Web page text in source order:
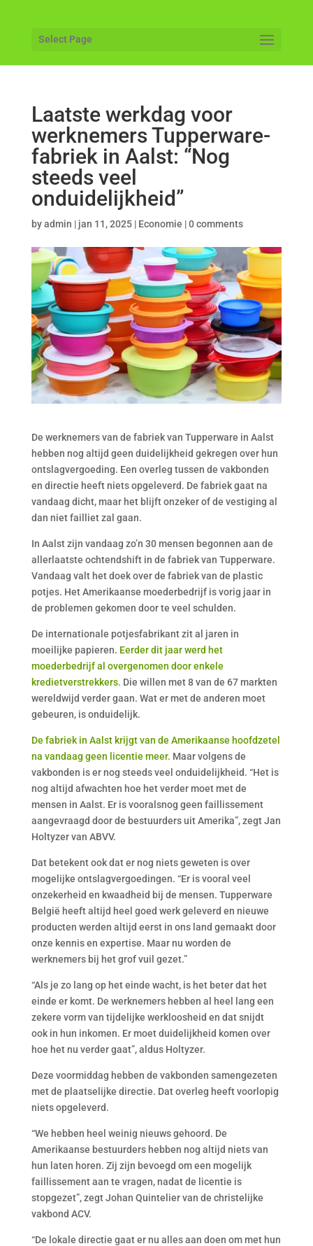
Select Page
Laatste werkdag voor
werknemers Tupperware-
fabriek in Aalst: “Nog
steeds veel
onduidelijkheid”
byadmin | jan 11, 2025| Economie |0 comments
De werknemers van de fabriek van Tupperware in Aalst
hebben nog altijd geen duidelijkheid gekregen over hun
ontslagvergoeding. Een overleg tussen de vakbonden
en directie heeft niets opgeleverd. De fabriek gaat na
vandaag dicht, maar het blijft onzeker of de vestiging al
dan niet failliet zal gaan.
In Aalst zijn vandaag zo’n 30 mensen begonnen aan de
allerlaatste ochtendshift in de fabriek van Tupperware.
Vandaag valt het doek over de fabriek van de plastic
potjes. Het Amerikaanse moederbedrijf is vorig jaar in
de problemen gekomen door te veel schulden.
De internationale potjesfabrikant zit al jaren in
moeilijke papieren. Eerder dit jaar werd het
moederbedrijf al overgenomen door enkele
kredietverstrekkers. Die willen met 8 van de 67 markten
wereldwijd verder gaan. Wat er met de anderen moet
gebeuren, is onduidelijk.
De fabriek in Aalst krijgt van de Amerikaanse hoofdzetel
na vandaag geen licentie meer. Maar volgens de
vakbonden is er nog steeds veel onduidelijkheid. “Het is
nog altijd afwachten hoe het verder moet met de
mensen in Aalst. Er is vooralsnog geen faillissement
aangevraagd door de bestuurders uit Amerika”, zegt Jan
Holtyzer van ABVV.
Dat betekent ook dat er nog niets geweten is over
mogelijke ontslagvergoedingen. “Er is vooral veel
onzekerheid en kwaadheid bij de mensen. Tupperware
België heeft altijd heel goed werk geleverd en nieuwe
producten werden altijd eerst in ons land gemaakt door
onze kennis en expertise. Maar nu worden de
werknemers bij het grof vuil gezet.”
“Als je zo lang op het einde wacht, is het beter dat het
einde er komt. De werknemers hebben al heel lang een
zekere vorm van tijdelijke werkloosheid en dat snijdt
ook in hun inkomen. Er moet duidelijkheid komen over
hoe het nu verder gaat”, aldus Holtyzer.
Deze voormiddag hebben de vakbonden samengezeten
met de plaatselijke directie. Dat overleg heeft voorlopig
niets opgeleverd.
“We hebben heel weinig nieuws gehoord. De
Amerikaanse bestuurders hebben nog altijd niets van
hun laten horen. Zij zijn bevoegd om een mogelijk
faillissement aan te vragen, nadat de licentie is
stopgezet”, zegt Johan Quintelier van de christelijke
vakbond ACV.
“De lokale directie gaat er nu alles aan doen om met hun